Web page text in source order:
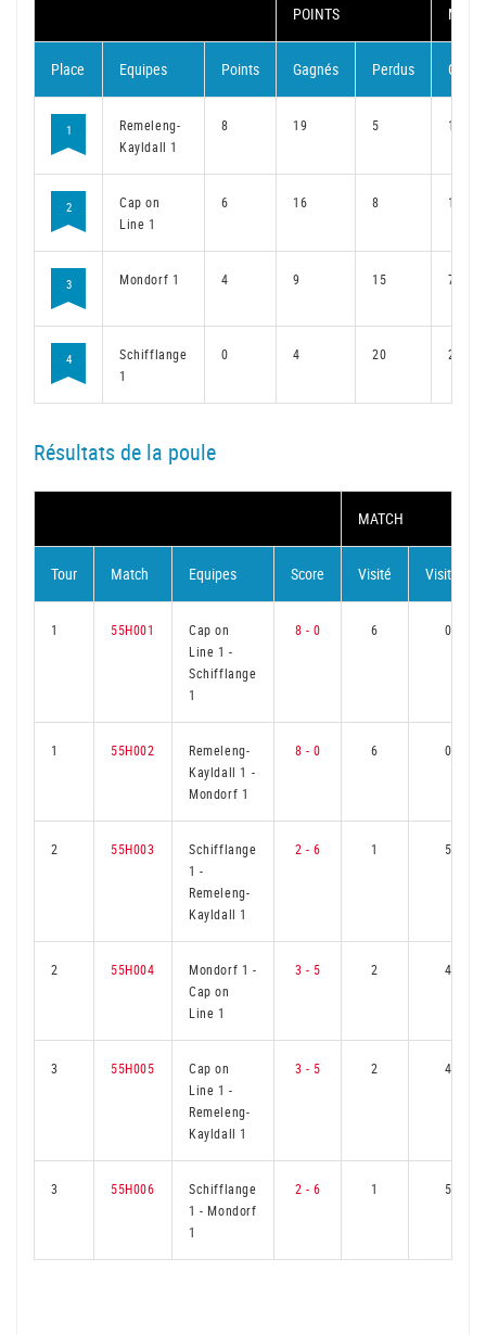
POINTS
Place Equipes Points Gagnés Perdus
1
Remeleng-
Kayldall 1
8 19 5 15
2
Cap on
Line 1
6 16 8 12
3 Mondorf 1 4 9 15 7
4
Schifflange
1
0 4 20 2
Résultats de la poule
MATCH
Tour Match Equipes Score Visité Visiteur
1 55H001
Cap on
Line 1-
Schifflange
1
8 - 0 6 0
1 55H002
Remeleng-
Kayldall 1 -
Mondorf 1
8 - 0 6 0
2 55H003
Schifflange
1-
Remeleng-
Kayldall 1
2 - 6 1 5
2 55H004 Mondorf 1 -
Cap on
Line 1
3 - 5 2 4
3 55H005
Cap on
Line 1-
Remeleng-
Kayldall 1
3 - 5 2 4
3 55H006
Schifflange
1- Mondorf
1
2 - 6 1 5